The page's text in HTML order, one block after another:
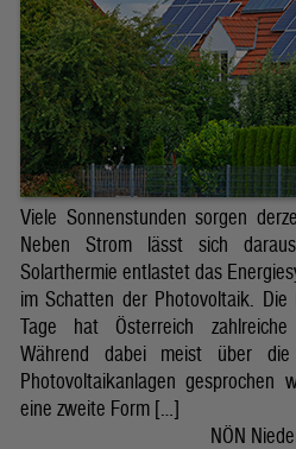
Viele Sonnenstunden sorgen
Neben Strom lässt sich
Solarthermie entlastet das
im Schatten der Photovoltaik. Die
Tage hat Österreich zahlreiche
Während dabei meist über
Photovoltaikanlagen gesprochen
eine zweite Form […]
NÖN